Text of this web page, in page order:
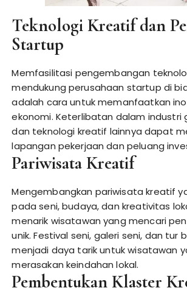
Teknologi Kreatif dan
Startup
Memfasilitasi pengembangan
mendukung perusahaan startup di
adalah cara untuk memanfaatkan
ekonomi. Keterlibatan dalam industri
dan teknologi kreatif lainnya dapat
lapangan pekerjaan dan peluang
Pariwisata Kreatif
Mengembangkan pariwisata kreatif
pada seni, budaya, dan kreativitas
menarik wisatawan yang mencari
unik. Festival seni, galeri seni, dan tur
menjadi daya tarik untuk wisatawan
merasakan keindahan lokal.
Pembentukan Klaster